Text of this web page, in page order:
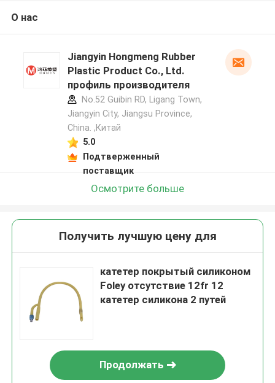
О нас
Jiangyin Hongmeng Rubber
Plastic Product Co., Ltd.
профиль производителя
No.52 Guibin RD, Ligang Town,
Jiangyin City, Jiangsu Province,
China. ,Китай
5.0
Подтверженный
поставщик
Осмотрите больше
Получить лучшую цену для
катетер покрытый силиконом
Foley отсутствие 12fr 12
катетер силикона 2 путей
Продолжать